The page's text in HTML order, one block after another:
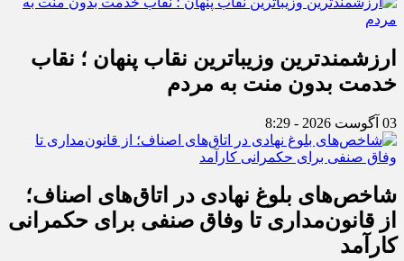
ارزشمندترین وزیباترین نقاب پنهان ؛ نقاب
خدمت بدون منت به مردم
03 آگوست 2026 - 8:29
شاخص‌های بلوغ نهادی در اتاق‌های اصناف؛
از قانون‌مداری تا وفاق صنفی برای حکمرانی
کارآمد